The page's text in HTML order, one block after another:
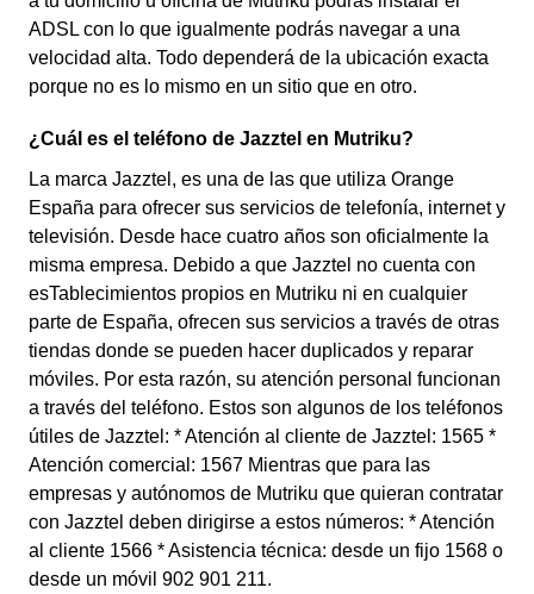
ADSL con lo que igualmente podrás navegar a una
velocidad alta. Todo dependerá de la ubicación exacta
porque no es lo mismo en un sitio que en otro.
¿Cuál es el teléfono de Jazztel en Mutriku?
La marca Jazztel, es una de las que utiliza Orange
España para ofrecer sus servicios de telefonía, internet y
televisión. Desde hace cuatro años son oficialmente la
misma empresa. Debido a que Jazztel no cuenta con
esTablecimientos propios en Mutriku ni en cualquier
parte de España, ofrecen sus servicios a través de otras
tiendas donde se pueden hacer duplicados y reparar
móviles. Por esta razón, su atención personal funcionan
a través del teléfono. Estos son algunos de los teléfonos
útiles de Jazztel: * Atención al cliente de Jazztel: 1565 *
Atención comercial: 1567 Mientras que para las
empresas y autónomos de Mutriku que quieran contratar
con Jazztel deben dirigirse a estos números: * Atención
al cliente 1566 * Asistencia técnica: desde un fijo 1568 o
desde un móvil 902 901 211.